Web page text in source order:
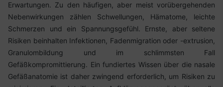
Erwartungen. Zu den häufigen, aber meist vorübergehenden
Nebenwirkungen zählen Schwellungen, Hämatome, leichte
Schmerzen und ein Spannungsgefühl. Ernste, aber seltene
Risiken beinhalten Infektionen, Fadenmigration oder -extrusion,
Granulombildung und im schlimmsten Fall
Gefäßkompromittierung. Ein fundiertes Wissen über die nasale
Gefäßanatomie ist daher zwingend erforderlich, um Risiken zu